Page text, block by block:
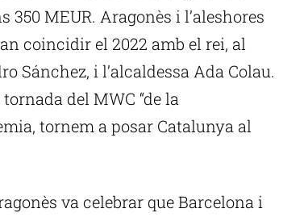
MEUR. Aragonès i l’aleshores
coincidir el 2022 amb el rei, al
Sánchez, i l’alcaldessa Ada Colau.
del MWC “de la
tornem a posar Catalunya al
va celebrar que Barcelona i